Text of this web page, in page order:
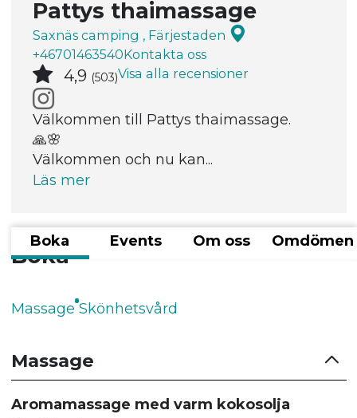
Pattys thaimassage
Saxnäs camping , Färjestaden
+46701463540Kontakta oss
4,9 (503)Visa alla recensioner
Välkommen till Pattys thaimassage.
🙏🌸
Välkommen och nu kan...
Läs mer
Boka Events Om oss Omdömen
Boka
Massage Skönhetsvård
Massage
Aromamassage med varm kokosolja